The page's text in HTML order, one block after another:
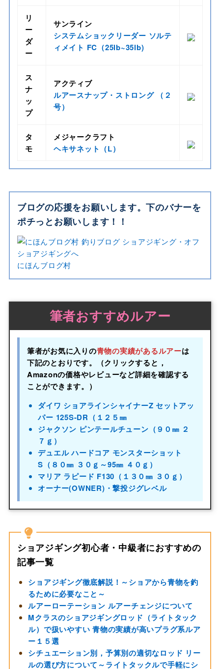
リ
ー
ダ
ー
サンライン
システムショックリーダー ソルテ
ィメイト FC（25lb~35lb)
ス
ナ
ッ
プ
アクティブ
ルアースナップ・ストロング （２
号）
タ
モ
メジャークラフト
ヘキサネット（L）
ブログの応援をお願いします。下のバナーを
ポチっとお願いします！！
にほんブログ村
筆者おすすめルアー
筆者がお気に入りの青物の実績があるルアーは
下記のとおりです。（クリックすると，
Amazonの価格やレビューなど詳細を確認する
ことができます。）
ダイワ ショアラインシャイナーZ セットアッ
パー 125S-DR（１２５㎜
ジャクソン ピンテールチューン（９０㎜ ２
７ｇ）
デュエル ハードコア モンスターショット
S（８０㎜ ３０ｇ～95㎜ ４０ｇ）
マリア ラピード F130（１３０㎜ ３０ｇ）
オーナー(OWNER)・撃投ジグレベル
ショアジギング初心者・中級者におすすめの
記事一覧
ショアジギング徹底解説！～ショアから青物を釣
るために必要なこと～
ルアーローテーション ルアーチェンジについて
Mクラスのショアジギングロッド（ライトタック
ル）で扱いやすい 青物の実績が高いプラグ系ルア
ー１５選
シチュエーション別，予算別の適切なロッド リー
ルの選び方について～ライトタックルで手軽にシ